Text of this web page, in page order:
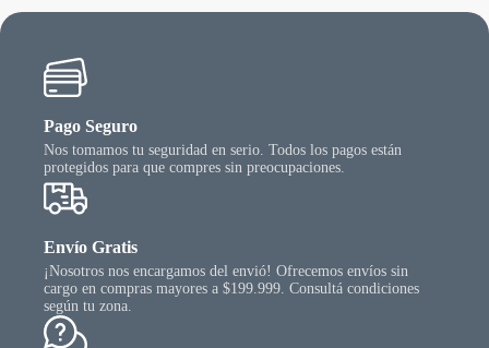
Pago Seguro
Nos tomamos tu seguridad en serio. Todos los pagos están
protegidos para que compres sin preocupaciones.
Envío Gratis
¡Nosotros nos encargamos del envió! Ofrecemos envíos sin
cargo en compras mayores a $199.999. Consultá condiciones
según tu zona.